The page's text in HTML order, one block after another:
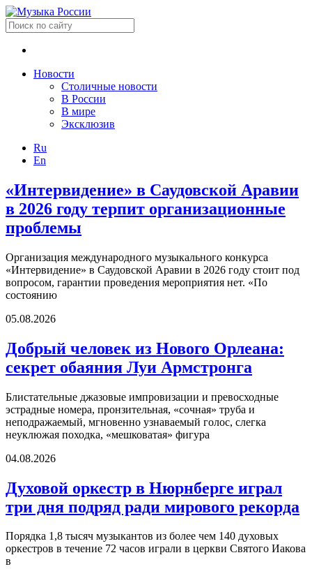
Новости
Столичные новости
В России
В мире
Эксклюзив
Ru
En
«Интервидение» в Саудовской Аравии
в 2026 году терпит организационные
проблемы
Организация международного музыкального конкурса
«Интервидение» в Саудовской Аравии в 2026 году стоит под
вопросом, гарантии проведения мероприятия нет. «По
состоянию
05.08.2026
Добрый человек из Нового Орлеана:
секрет обаяния Луи Армстронга
Блистательные джазовые импровизации и превосходные
эстрадные номера, пронзительная, «сочная» труба и
неподражаемый, мгновенно узнаваемый голос, слегка
неуклюжая походка, «мешковатая» фигура
04.08.2026
Духовой оркестр в Нюрнберге играл
три дня подряд ради мирового рекорда
Порядка 1,8 тысяч музыкантов из более чем 140 духовых
оркестров в течение 72 часов играли в церкви Святого Иакова
в